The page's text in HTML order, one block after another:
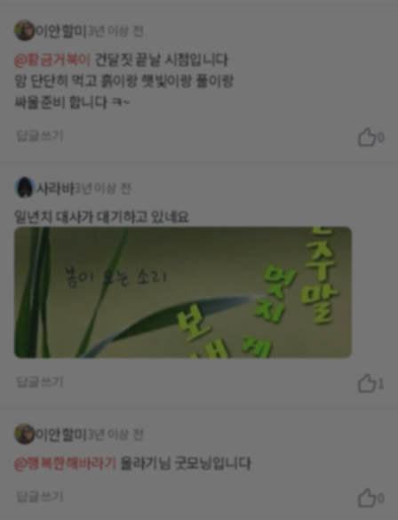
이안할미 3년 이상 전
@황금거북이 건달짓 끝날 시점입니다
맘 단단히 먹고 흙이랑 햇빛이랑 풀이랑
싸울준비 합니다 ㅋ~
사라바 3년 이상 전
일년치 대사가 대기하고 있네요
1
이안할미 3년 이상 전
@행복한해바라기 울라기님 굿모닝입니다